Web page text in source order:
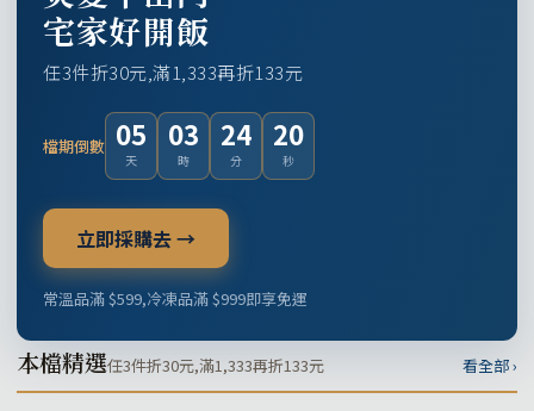
宅家好開飯
任3件折30元,滿1,333再折133元
檔期倒數 05
天
03
時
24
分
19
秒
立即採購去 →
常溫品滿 $599,冷凍品滿 $999即享免運
本檔精選任3件折30元,滿1,333再折133元 看全部 ›